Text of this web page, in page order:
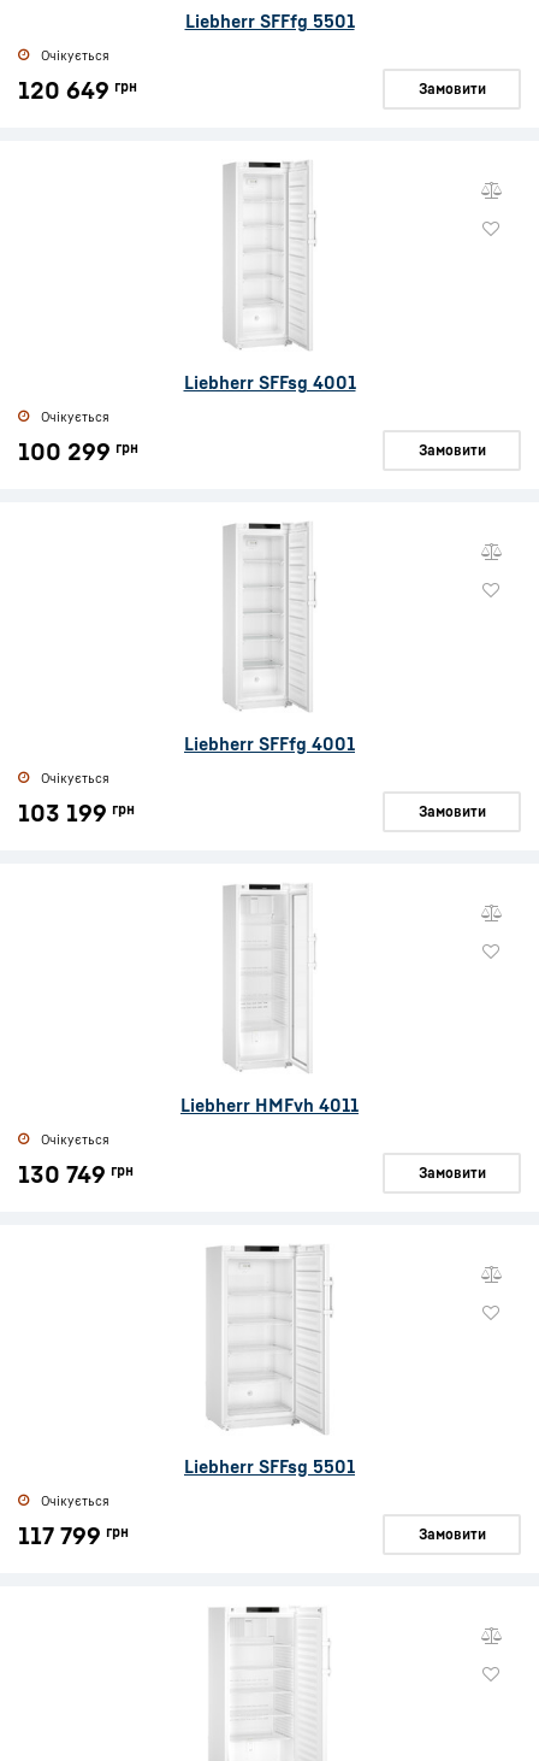
Liebherr SFFfg 5501
Очікується
120 649 грн Замовити
Liebherr SFFsg 4001
Очікується
100 299 грн Замовити
Liebherr SFFfg 4001
Очікується
103 199 грн Замовити
Liebherr HMFvh 4011
Очікується
130 749 грн Замовити
Liebherr SFFsg 5501
Очікується
117 799 грн Замовити